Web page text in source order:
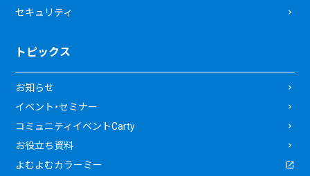
セキュリティ
トピックス
お知らせ
イベント・セミナー
コミュニティイベントCarty
お役立ち資料
よむよむカラーミー